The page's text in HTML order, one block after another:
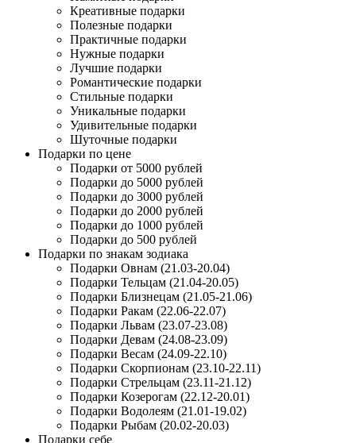
Креативные подарки
Полезные подарки
Практичные подарки
Нужные подарки
Лучшие подарки
Романтические подарки
Стильные подарки
Уникальные подарки
Удивительные подарки
Шуточные подарки
Подарки по цене
Подарки от 5000 рублей
Подарки до 5000 рублей
Подарки до 3000 рублей
Подарки до 2000 рублей
Подарки до 1000 рублей
Подарки до 500 рублей
Подарки по знакам зодиака
Подарки Овнам (21.03-20.04)
Подарки Тельцам (21.04-20.05)
Подарки Близнецам (21.05-21.06)
Подарки Ракам (22.06-22.07)
Подарки Львам (23.07-23.08)
Подарки Девам (24.08-23.09)
Подарки Весам (24.09-22.10)
Подарки Скорпионам (23.10-22.11)
Подарки Стрельцам (23.11-21.12)
Подарки Козерогам (22.12-20.01)
Подарки Водолеям (21.01-19.02)
Подарки Рыбам (20.02-20.03)
Подарки себе